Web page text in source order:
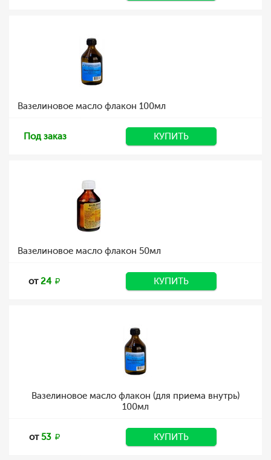
Вазелиновое масло флакон 100мл
Под заказ КУПИТЬ
Вазелиновое масло флакон 50мл
от24 КУПИТЬ
Вазелиновое масло флакон (для приема внутрь)
100мл
от53 КУПИТЬ